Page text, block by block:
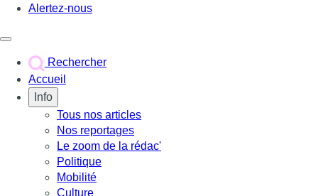
Alertez-nous
Rechercher
Accueil
Info
Tous nos articles
Nos reportages
Le zoom de la rédac'
Politique
Mobilité
Culture